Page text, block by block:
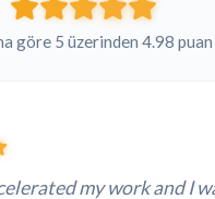
göre 5 üzerinden 4.98 puan
my work and I